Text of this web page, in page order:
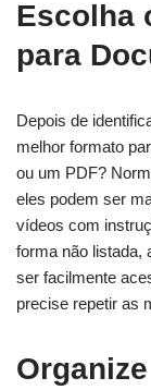
Escolha
para
Depois de
melhor formato
ou um PDF?
eles podem ser
vídeos com
forma não listada,
ser facilmente
precise repetir as